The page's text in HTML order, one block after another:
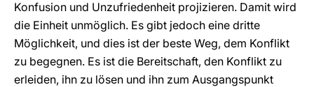
Konfusion und Unzufriedenheit projizieren. Damit wird
die Einheit unmöglich. Es gibt jedoch eine dritte
Möglichkeit, und dies ist der beste Weg, dem Konflikt
zu begegnen. Es ist die Bereitschaft, den Konflikt zu
erleiden, ihn zu lösen und ihn zum Ausgangspunkt